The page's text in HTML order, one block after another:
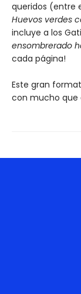
queridos (entre
Huevos verdes
incluye a los
ensombrerado
cada página!
Este gran
con mucho que